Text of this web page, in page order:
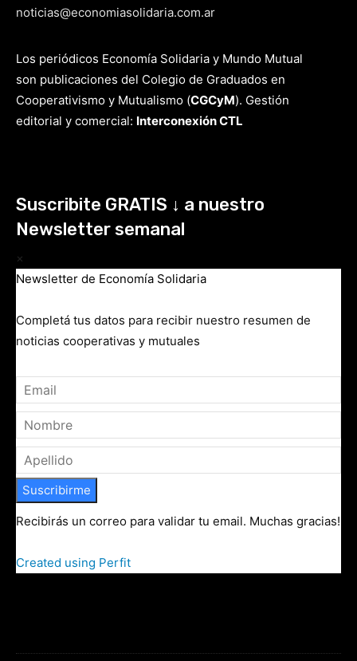
noticias@economiasolidaria.com.ar
Los periódicos Economía Solidaria y Mundo Mutual
son publicaciones del Colegio de Graduados en
Cooperativismo y Mutualismo (CGCyM). Gestión
editorial y comercial: Interconexión CTL
Suscribite GRATIS ↓ a nuestro
Newsletter semanal
×
Newsletter de Economía Solidaria
Completá tus datos para recibir nuestro resumen de
noticias cooperativas y mutuales
Suscribirme
Recibirás un correo para validar tu email. Muchas gracias!
Created using Perfit